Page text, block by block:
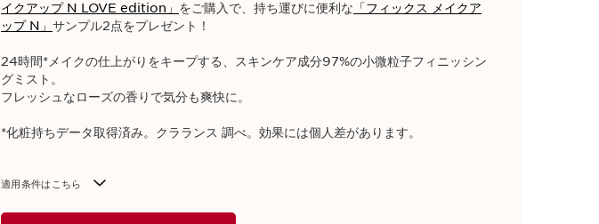
イクアップ N LOVE edition」 をご購入で、持ち運びに便利な 「フィックス メイクア
ップ N」 サンプル2点をプレゼント！​
24時間*メイクの仕上がりをキープする、スキンケア成分97%の小微粒子フィニッシン
グミスト。​
フレッシュなローズの香りで気分も爽快に。​
*化粧持ちデータ取得済み。クラランス 調べ。効果には個人差があります。​
適用条件はこちら​